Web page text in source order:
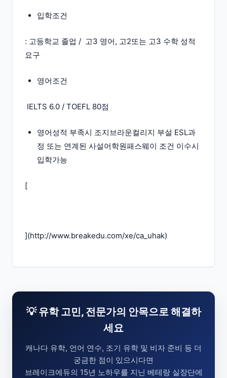
입학조건
: 고등학교 졸업 / 고3 영어, 고2또는 고3 수학 성적
요구
영어조건
IELTS 6.0 / TOEFL 80점
영어성적 부족시 조지브라운컬리지 부설 ESL과
정 또는 연계된 사설어학원패스웨이 조건 이수시
입학가능
[
](http://www.breakedu.com/xe/ca_uhak)
💡 유학 고민, 전문가의 안목으로 해결하
세요
캐나다 유학, 언어 연수, 조기 유학 및 비자 준비 등 더
궁금한 점이 있으시다면
브레이크에듀의 15년 노하우를 지닌 베테랑 실장단에